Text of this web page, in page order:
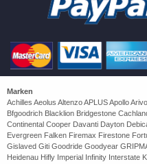
Marken
Achilles Aeolus Altenzo APLUS Apollo
Bfgoodrich Blacklion Bridgestone
Continental Cooper Davanti Dayton
Evergreen Falken Firemax Firestone
Gislaved Giti Goodride Goodyear
Heidenau Hifly Imperial Infinity Interstate